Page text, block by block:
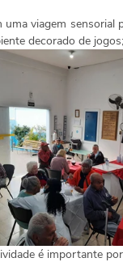
uma viagem sensorial
decorado de
é importante